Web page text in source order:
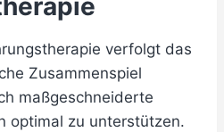
verfolgt das
Zusammenspiel
maßgeschneiderte
optimal zu unterstützen.